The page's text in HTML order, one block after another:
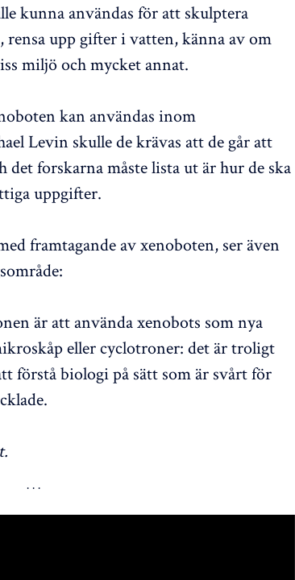
kunna användas för att skulptera
upp gifter i vatten, känna av om
miljö och mycket annat.
kan användas inom
Levin skulle de krävas att de går att
det forskarna måste lista ut är hur de ska
uppgifter.
framtagande av xenoboten, ser även
är att använda xenobots som nya
eller cyclotroner: det är troligt
förstå biologi på sätt som är svårt för